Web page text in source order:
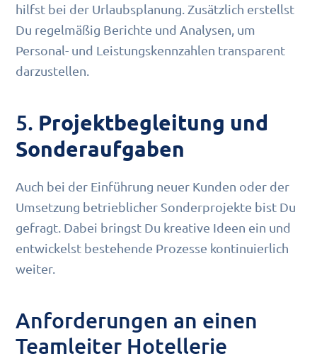
hilfst bei der Urlaubsplanung. Zusätzlich erstellst
Du regelmäßig Berichte und Analysen, um
Personal- und Leistungskennzahlen transparent
darzustellen.
5. Projektbegleitung und
Sonderaufgaben
Auch bei der Einführung neuer Kunden oder der
Umsetzung betrieblicher Sonderprojekte bist Du
gefragt. Dabei bringst Du kreative Ideen ein und
entwickelst bestehende Prozesse kontinuierlich
weiter.
Anforderungen an einen
Teamleiter Hotellerie